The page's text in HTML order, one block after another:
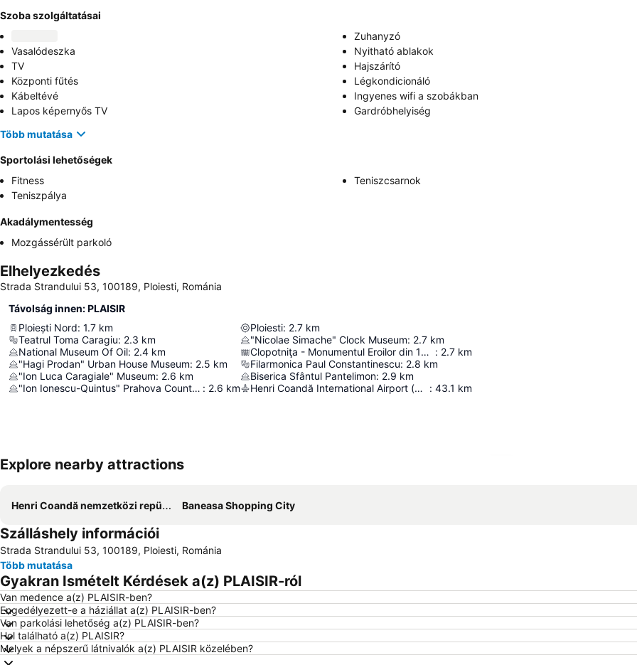
Szoba szolgáltatásai
Zuhanyzó
Vasalódeszka
Nyitható ablakok
TV
Hajszárító
Központi fűtés
Légkondicionáló
Kábeltévé
Ingyenes wifi a szobákban
Lapos képernyős TV
Gardróbhelyiség
Több mutatása
Sportolási lehetőségek
Fitness
Teniszcsarnok
Teniszpálya
Akadálymentesség
Mozgássérült parkoló
Elhelyezkedés
Strada Strandului 53, 100189, Ploiesti, Románia
Távolság innen: PLAISIR
Ploiești Nord: 1.7 km
Teatrul Toma Caragiu: 2.3 km
National Museum Of Oil: 2.4 km
"Hagi Prodan" Urban House Museum: 2.5 km
"Ion Luca Caragiale" Museum: 2.6 km
"Ion Ionescu-Quintus" Prahova County Art Museum : 2.6 km
Ploiesti: 2.7 km
"Nicolae Simache" Clock Museum: 2.7 km
Clopotniţa - Monumentul Eroilor din 1916-1918 : 2.7 km
Filarmonica Paul Constantinescu: 2.8 km
Biserica Sfântul Pantelimon: 2.9 km
Henri Coandă International Airport (Otp)
: 43.1 km
Explore nearby attractions
Henri Coandă nemzetközi repülőtér Baneasa Shopping City
Szálláshely információi
Strada Strandului 53, 100189, Ploiesti, Románia
Több mutatása
Gyakran Ismételt Kérdések a(z) PLAISIR-ról
Van medence a(z) PLAISIR-ben?
Engedélyezett-e a háziállat a(z) PLAISIR-ben?
Van parkolási lehetőség a(z) PLAISIR-ben?
Hol található a(z) PLAISIR?
Melyek a népszerű látnivalók a(z) PLAISIR közelében?